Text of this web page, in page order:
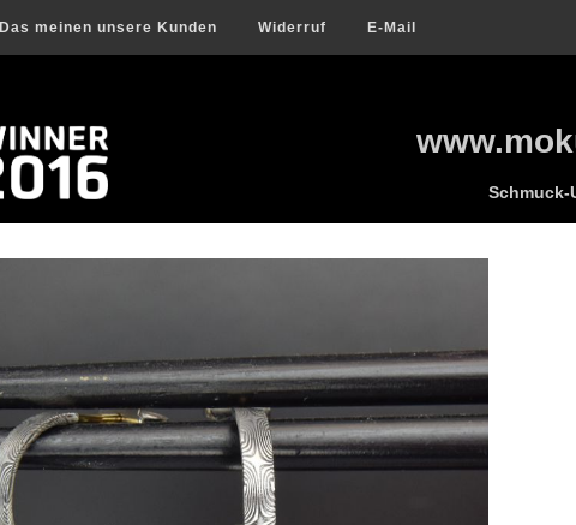
Das meinen unsere Kunden Widerruf E-Mail
Schmuck-